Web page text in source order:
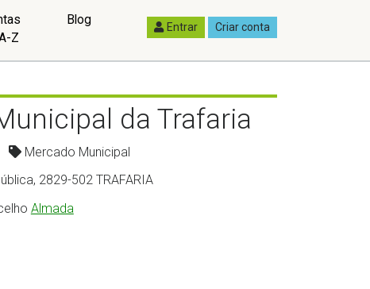
Z
Blog Entrar Criar conta
da Trafaria
Mercado Municipal
2829-502 TRAFARIA
Almada